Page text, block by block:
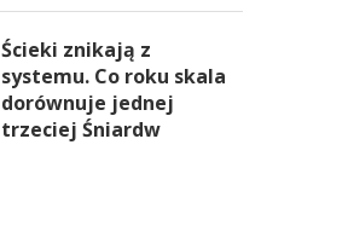
Ścieki znikają z
systemu. Co roku skala
dorównuje jednej
trzeciej Śniardw